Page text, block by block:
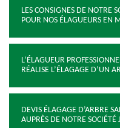
LES CONSIGNES DE NOTRE
POUR NOS ÉLAGUEURS EN
L’ÉLAGUEUR
RÉALISE L’ÉLAGAGE D’UN
DEVIS ÉLAGAGE D’ARBRE
AUPRÈS DE NOTRE SOCIÉTÉ